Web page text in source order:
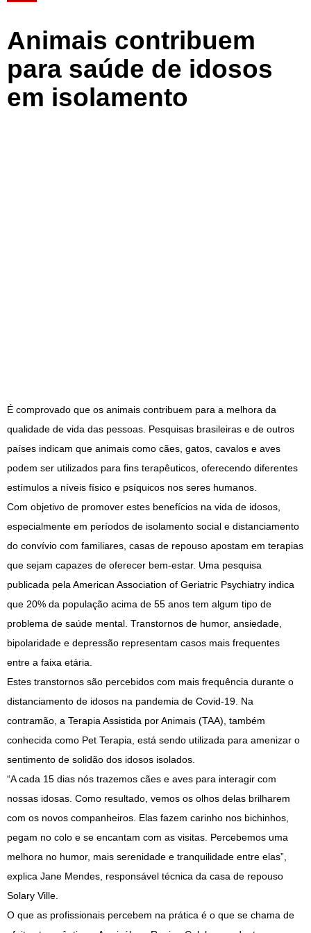
Animais contribuem
para saúde de idosos
em isolamento
É comprovado que os animais contribuem para a melhora da
qualidade de vida das pessoas. Pesquisas brasileiras e de outros
países indicam que animais como cães, gatos, cavalos e aves
podem ser utilizados para fins terapêuticos, oferecendo diferentes
estímulos a níveis físico e psíquicos nos seres humanos.
Com objetivo de promover estes benefícios na vida de idosos,
especialmente em períodos de isolamento social e distanciamento
do convívio com familiares, casas de repouso apostam em terapias
que sejam capazes de oferecer bem-estar. Uma pesquisa
publicada pela American Association of Geriatric Psychiatry indica
que 20% da população acima de 55 anos tem algum tipo de
problema de saúde mental. Transtornos de humor, ansiedade,
bipolaridade e depressão representam casos mais frequentes
entre a faixa etária.
Estes transtornos são percebidos com mais frequência durante o
distanciamento de idosos na pandemia de Covid-19. Na
contramão, a Terapia Assistida por Animais (TAA), também
conhecida como Pet Terapia, está sendo utilizada para amenizar o
sentimento de solidão dos idosos isolados.
“A cada 15 dias nós trazemos cães e aves para interagir com
nossas idosas. Como resultado, vemos os olhos delas brilharem
com os novos companheiros. Elas fazem carinho nos bichinhos,
pegam no colo e se encantam com as visitas. Percebemos uma
melhora no humor, mais serenidade e tranquilidade entre elas”,
explica Jane Mendes, responsável técnica da casa de repouso
Solary Ville.
O que as profissionais percebem na prática é o que se chama de